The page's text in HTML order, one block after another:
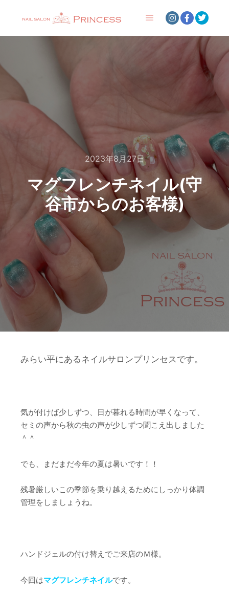
2023年8月27日
マグフレンチネイル(守
谷市からのお客様)
みらい平にあるネイルサロンプリンセスです。
気が付けば少しずつ、日が暮れる時間が早くなって、
セミの声から秋の虫の声が少しずつ聞こえ出しました
＾＾
でも、まだまだ今年の夏は暑いです！！
残暑厳しいこの季節を乗り越えるためにしっかり体調
管理をしましょうね。
ハンドジェルの付け替えでご来店のＭ様。
今回はマグフレンチネイルです。